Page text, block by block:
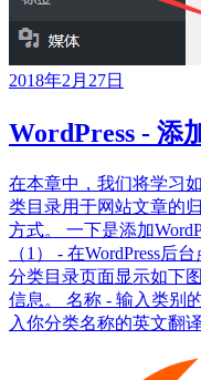
2018年2月27日
WordPress - 添
在本章中，我们将学习
类目录用于网站文章的
方式。 一下是添加
（1） - 在WordPress
分类目录页面显示如下
信息。 名称 - 输入类别
入你分类名称的英文翻